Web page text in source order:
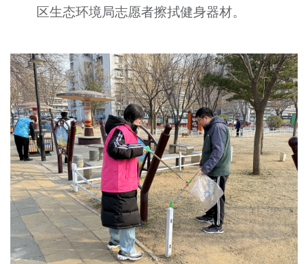
区生态环境局志愿者擦拭健身器材。